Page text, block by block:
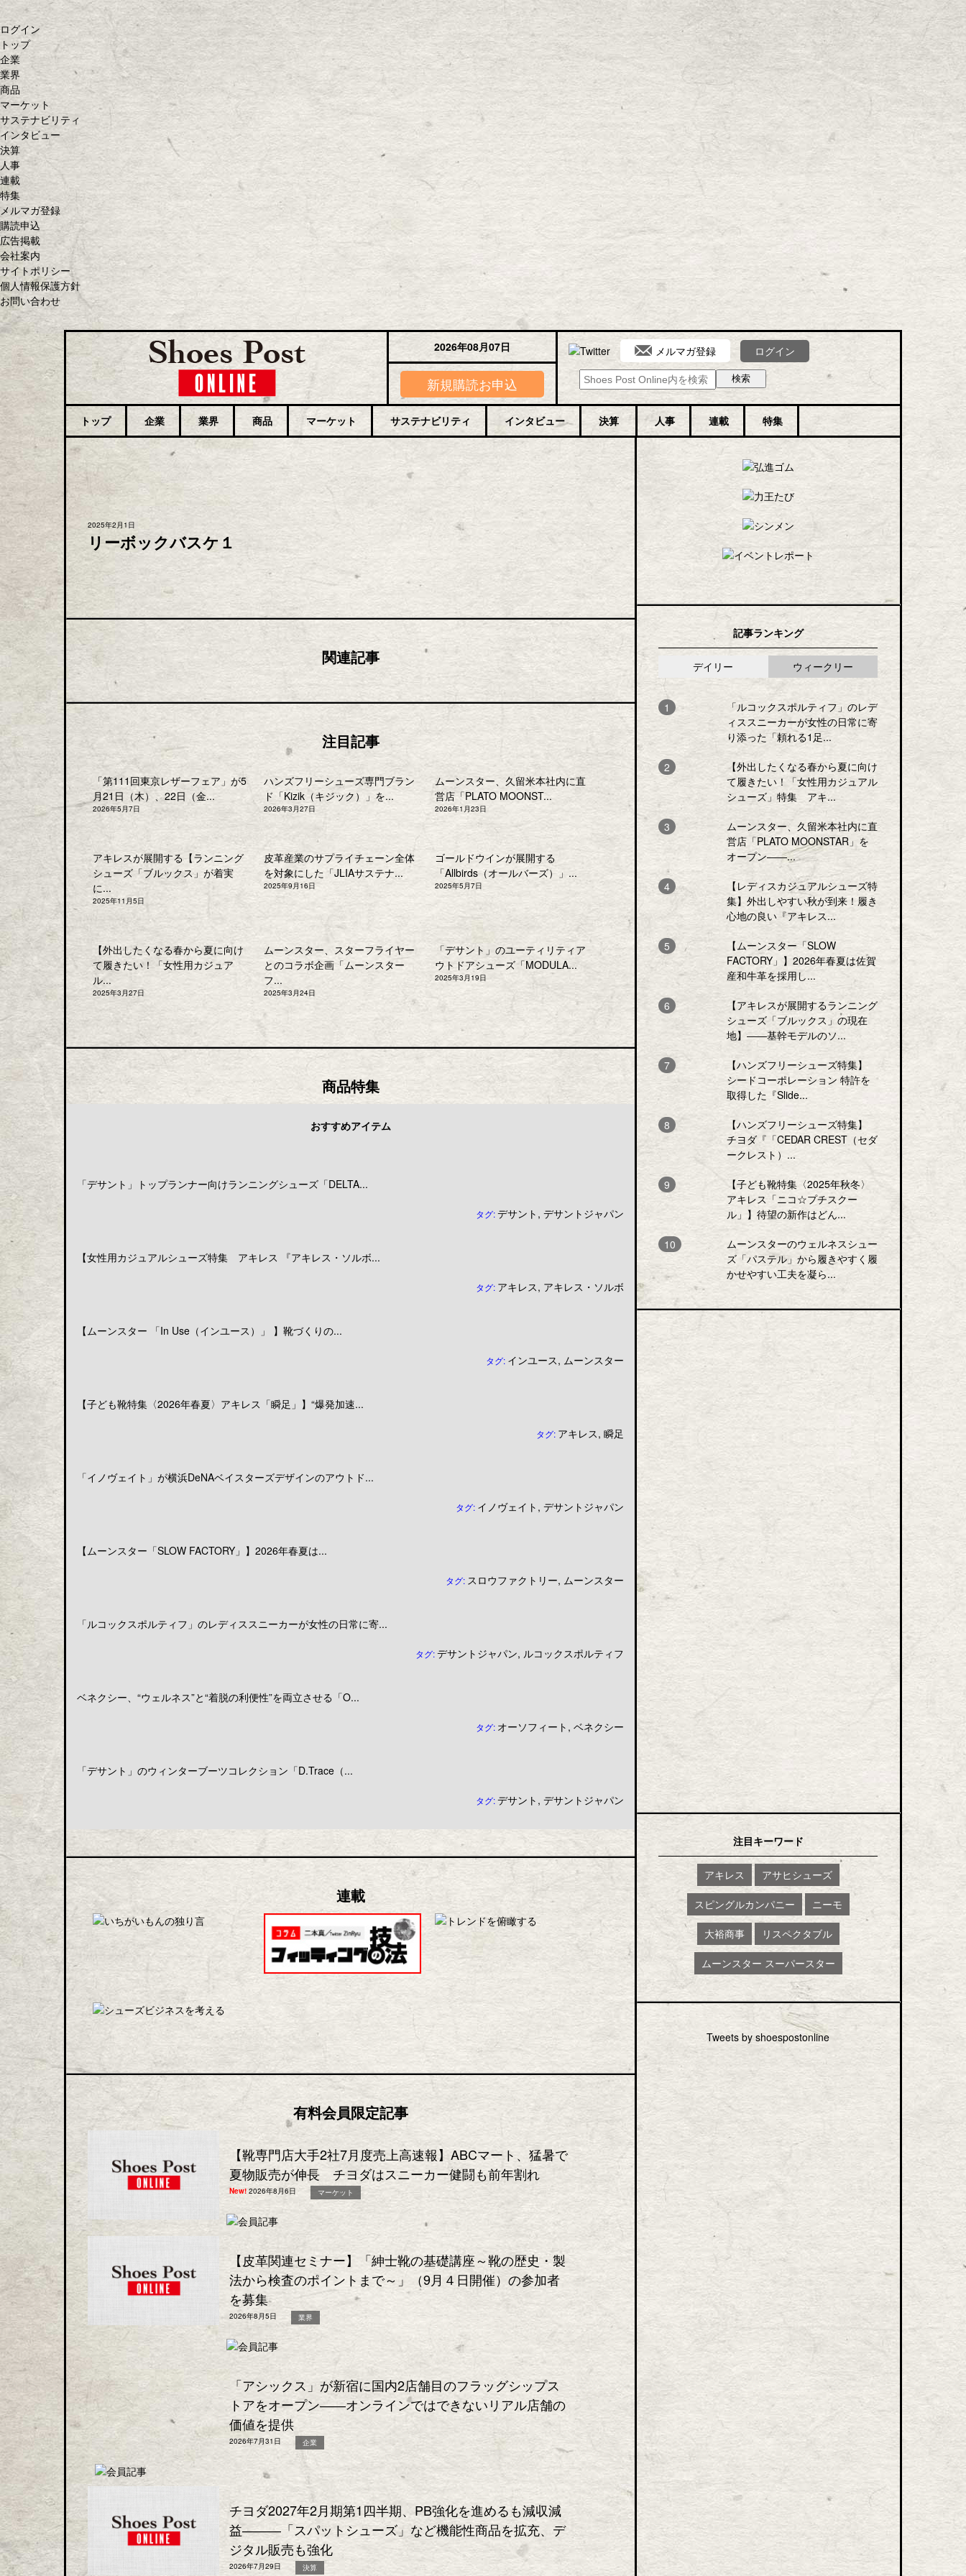
ログイン
トップ
企業
業界
商品
マーケット
サステナビリティ
インタビュー
決算
人事
連載
特集
メルマガ登録
購読申込
広告掲載
会社案内
サイトポリシー
個人情報保護方針
お問い合わせ
2026年08月07日
新規購読お申込
メルマガ登録 ログイン
トップ 企業 業界 商品 マーケット サステナビリティ インタビュー 決算 人事 連載 特集
2025年2月1日
リーボックバスケ１
関連記事
注目記事
「第111回東京レザーフェア」が5
月21日（木）、22日（金...
2026年5月7日
ハンズフリーシューズ専門ブラン
ド「Kizik（キジック）」を...
2026年3月27日
ムーンスター、久留米本社内に直
営店「PLATO MOONST...
2026年1月23日
アキレスが展開する【ランニング
シューズ「ブルックス」が着実
に...
2025年11月5日
皮革産業のサプライチェーン全体
を対象にした「JLIAサステナ...
2025年9月16日
ゴールドウインが展開する
「Allbirds（オールバーズ）」...
2025年5月7日
【外出したくなる春から夏に向け
て履きたい！「女性用カジュア
ル...
2025年3月27日
ムーンスター、スターフライヤー
とのコラボ企画「ムーンスター
フ...
2025年3月24日
「デサント」のユーティリティア
ウトドアシューズ「MODULA...
2025年3月19日
商品特集
おすすめアイテム
「デサント」トップランナー向けランニングシューズ「DELTA...
タグ:デサント , デサントジャパン
【女性用カジュアルシューズ特集 アキレス 『アキレス・ソルボ...
タグ: アキレス, アキレス・ソルボ
【ムーンスター 「In Use（インユース）」 】靴づくりの...
タグ: インユース, ムーンスター
【子ども靴特集〈2026年春夏〉アキレス「瞬足」】“爆発加速...
タグ: アキレス, 瞬足
「イノヴェイト」が横浜DeNAベイスターズデザインのアウトド...
タグ: イノヴェイト , デサントジャパン
【ムーンスター「SLOW FACTORY」】2026年春夏は...
タグ: スロウファクトリー, ムーンスター
「ルコックスポルティフ」のレディススニーカーが女性の日常に寄...
タグ:デサントジャパン, ルコックスポルティフ
ベネクシー、“ウェルネス”と“着脱の利便性”を両立させる「O...
タグ: オーソフィート , ベネクシー
「デサント」のウィンターブーツコレクション「D.Trace（...
タグ:デサント , デサントジャパン
連載
有料会員限定記事
【靴専門店大手2社7月度売上高速報】ABCマート、猛暑で
夏物販売が伸長 チヨダはスニーカー健闘も前年割れ
New!2026年8月6日 マーケット
【皮革関連セミナー】「紳士靴の基礎講座～靴の歴史・製
法から検査のポイントまで～」（9月４日開催）の参加者
を募集
2026年8月5日 業界
「アシックス」が新宿に国内2店舗目のフラッグシップス
トアをオープン――オンラインではできないリアル店舗の
価値を提供
2026年7月31日 企業
チヨダ2027年2月期第1四半期、PB強化を進めるも減収減
益―――「スパットシューズ」など機能性商品を拡充、デ
ジタル販売も強化
2026年7月29日 決算
記事ランキング
デイリー ウィークリー
「ルコックスポルティフ」のレデ
ィススニーカーが女性の日常に寄
り添った「頼れる1足...
【外出したくなる春から夏に向け
て履きたい！「女性用カジュアル
シューズ」特集 アキ...
ムーンスター、久留米本社内に直
営店「PLATO MOONSTAR」を
オープン――...
【レディスカジュアルシューズ特
集】外出しやすい秋が到来！履き
心地の良い『アキレス...
【ムーンスター「SLOW
FACTORY」】2026年春夏は佐賀
産和牛革を採用し...
【アキレスが展開するランニング
シューズ「ブルックス」の現在
地】――基幹モデルのソ...
【ハンズフリーシューズ特集】
シードコーポレーション 特許を
取得した『Slide...
【ハンズフリーシューズ特集】
チヨダ『「CEDAR CREST（セダ
ークレスト）...
【子ども靴特集〈2025年秋冬〉
アキレス「ニコ☆プチスクー
ル」】待望の新作はどん...
ムーンスターのウェルネスシュー
ズ「パステル」から履きやすく履
かせやすい工夫を凝ら...
注目キーワード
アキレス アサヒシューズ
スピングルカンパニー ニーモ
大裕商事 リスペクタブル
ムーンスター スーパースター
Tweets by shoespostonline